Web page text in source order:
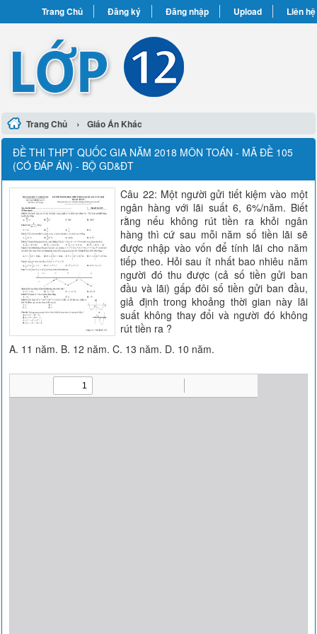
Trang Chủ Đăng ký Đăng nhập Upload Liên hệ
Trang Chủ › Giáo Án Khác
ĐỀ THI THPT QUỐC GIA NĂM 2018 MÔN TOÁN - MÃ ĐỀ 105
(CÓ ĐÁP ÁN) - BỘ GD&ĐT
Câu 22: Một người gửi tiết kiệm vào một
ngân hàng với lãi suất 6, 6%/năm. Biết
rằng nếu không rút tiền ra khỏi ngân
hàng thì cứ sau mỗi năm số tiền lãi sẽ
được nhập vào vốn để tính lãi cho năm
tiếp theo. Hỏi sau ít nhất bao nhiêu năm
người đó thu được (cả số tiền gửi ban
đầu và lãi) gấp đôi số tiền gửi ban đầu,
giả định trong khoảng thời gian này lãi
suất không thay đổi và người đó không
rút tiền ra ?
A. 11 năm. B. 12 năm. C. 13 năm. D. 10 năm.